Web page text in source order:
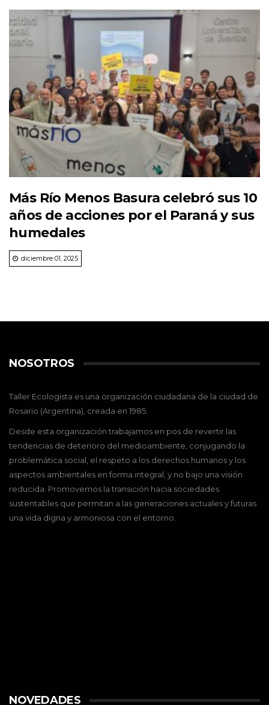
Más Río Menos Basura celebró sus 10
años de acciones por el Paraná y sus
humedales
diciembre 01, 2025
NOSOTROS
Taller Ecologista es una organización ciudadana de la ciudad de
Rosario (Argentina), creada en 1985.
Desde esta organización trabajamos en pos de revertir las
tendencias de deterioro del medioambiente, conjugando la
problemática social, el respeto a los derechos humanos y los
aspectos ambientales en forma integral, y no bajo una visión
reducida. Promovemos la transición hacia sociedades
sustentables que permitan a las generaciones actuales y futuras
una vida digna y armoniosa con el entorno.
NOVEDADES